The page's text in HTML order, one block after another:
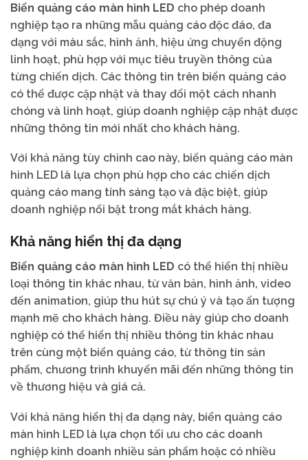
Biển quảng cáo màn hình LED cho phép doanh
nghiệp tạo ra những mẫu quảng cáo độc đáo, đa
dạng với màu sắc, hình ảnh, hiệu ứng chuyển động
linh hoạt, phù hợp với mục tiêu truyền thông của
từng chiến dịch. Các thông tin trên biển quảng cáo
có thể được cập nhật và thay đổi một cách nhanh
chóng và linh hoạt, giúp doanh nghiệp cập nhật được
những thông tin mới nhất cho khách hàng.
Với khả năng tùy chỉnh cao này, biển quảng cáo màn
hình LED là lựa chọn phù hợp cho các chiến dịch
quảng cáo mang tính sáng tạo và đặc biệt, giúp
doanh nghiệp nổi bật trong mắt khách hàng.
Khả năng hiển thị đa dạng
Biển quảng cáo màn hình LED có thể hiển thị nhiều
loại thông tin khác nhau, từ văn bản, hình ảnh, video
đến animation, giúp thu hút sự chú ý và tạo ấn tượng
mạnh mẽ cho khách hàng. Điều này giúp cho doanh
nghiệp có thể hiển thị nhiều thông tin khác nhau
trên cùng một biển quảng cáo, từ thông tin sản
phẩm, chương trình khuyến mãi đến những thông tin
về thương hiệu và giá cả.
Với khả năng hiển thị đa dạng này, biển quảng cáo
màn hình LED là lựa chọn tối ưu cho các doanh
nghiệp kinh doanh nhiều sản phẩm hoặc có nhiều